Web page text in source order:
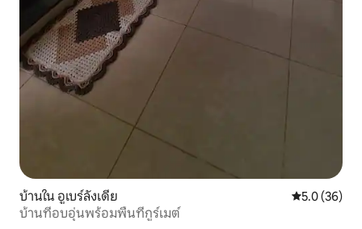
บ้านใน อูเบร์ลังเดีย คะแนนเฉลี่ย
5.0 (36)
บ้านที่อบอุ่นพร้อมพื้นที่กูร์เมต์